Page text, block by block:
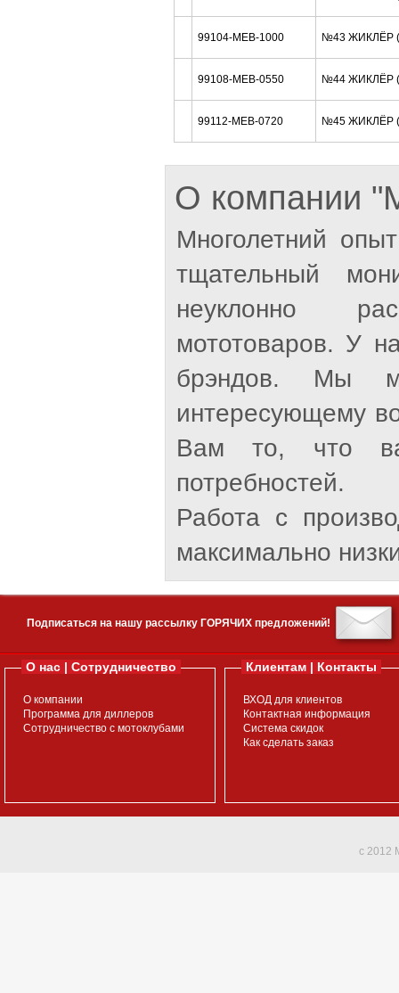
99104-MEB-1000 №43 ЖИКЛЁР
99108-MEB-0550 №44 ЖИКЛЁР
99112-MEB-0720 №45 ЖИКЛЁР
О компании
Многолетний
тщательный
неуклонно
мототоваров. У
брэндов. Мы
интересующему
Вам то, что
потребностей.
Работа с
максимально
Подписаться на нашу рассылку ГОРЯЧИХ предложений!
О нас | Сотрудничество
О компании
Программа для диллеров
Сотрудничество с мотоклубами
Клиентам | Контакты
ВХОД для клиентов
Контактная информация
Система скидок
Как сделать заказ
c 2012